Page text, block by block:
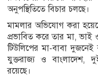
অনুপস্থিতিতে বিচার চলছে।
মামলার অভিযোগ করা
প্রভাবিত করে তার মা, ভাই
টিউলিপের মা-বাবা দুজনেই
যুক্তরাজ্য ও বাংলাদেশ,
রয়েছে।